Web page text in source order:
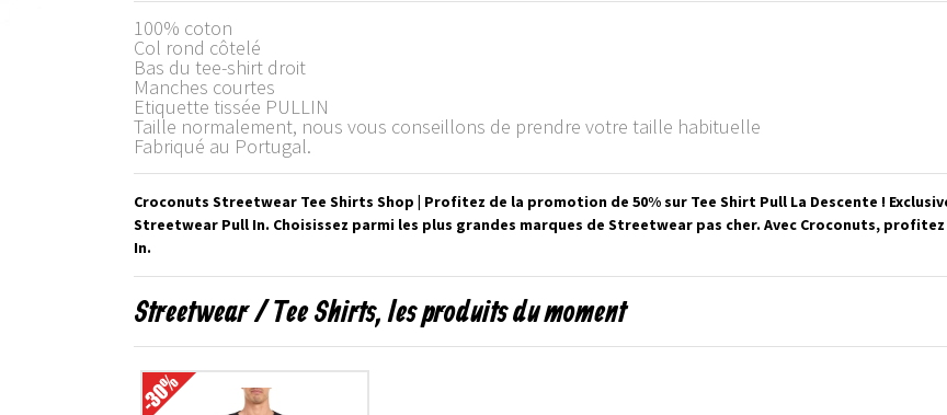
100% coton
Col rond côtelé
Bas du tee-shirt droit
Manches courtes
Etiquette tissée PULLIN
Taille normalement, nous vous conseillons de prendre votre taille habituelle
Fabriqué au Portugal.
Croconuts Streetwear Tee Shirts Shop | Profitez de la promotion de 50% sur Tee Shirt Pull La Descente !
Streetwear Pull In. Choisissez parmi les plus grandes marques de Streetwear pas cher. Avec Croconuts,
In.
Streetwear / Tee Shirts, les produits du moment